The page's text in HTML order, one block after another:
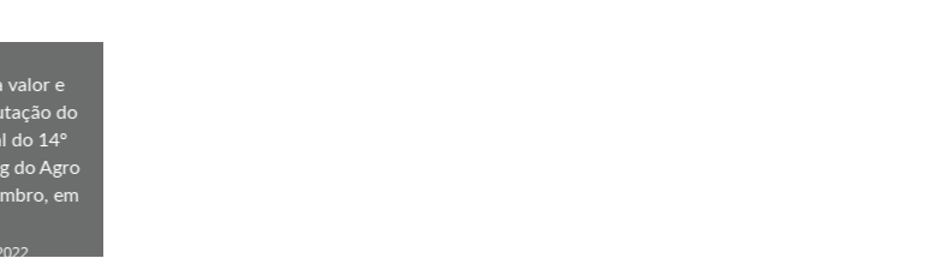
valor e
do
do 14º
do Agro
em